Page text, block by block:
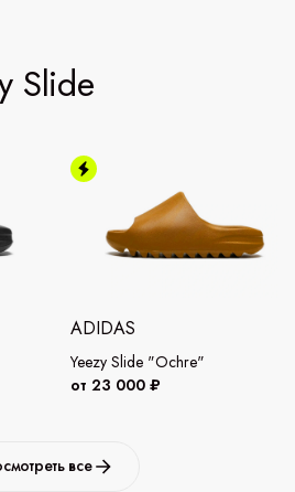
Slide
ADIDAS
Yeezy Slide "Ochre"
от 23 000 ₽
все